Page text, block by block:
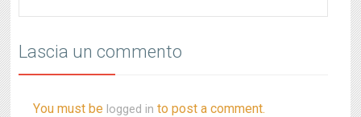
Lascia un commento
You must be logged in to post a comment.